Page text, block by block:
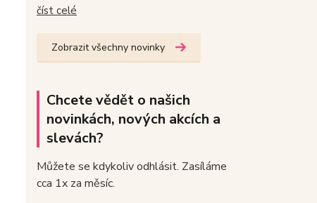
číst celé
Zobrazit všechny novinky
Chcete vědět o našich
novinkách, nových akcích a
slevách?
Můžete se kdykoliv odhlásit. Zasíláme
cca 1x za měsíc.